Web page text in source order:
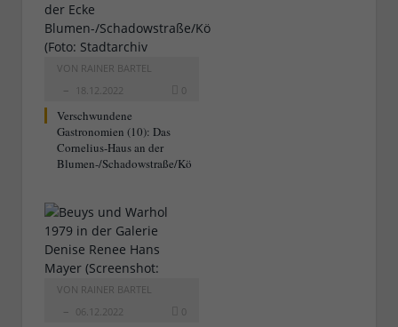
VON RAINER BARTEL
18.12.2022
0
Verschwundene
Gastronomien (10): Das
Cornelius-Haus an der
Blumen-/Schadowstraße/Kö
VON RAINER BARTEL
06.12.2022
0